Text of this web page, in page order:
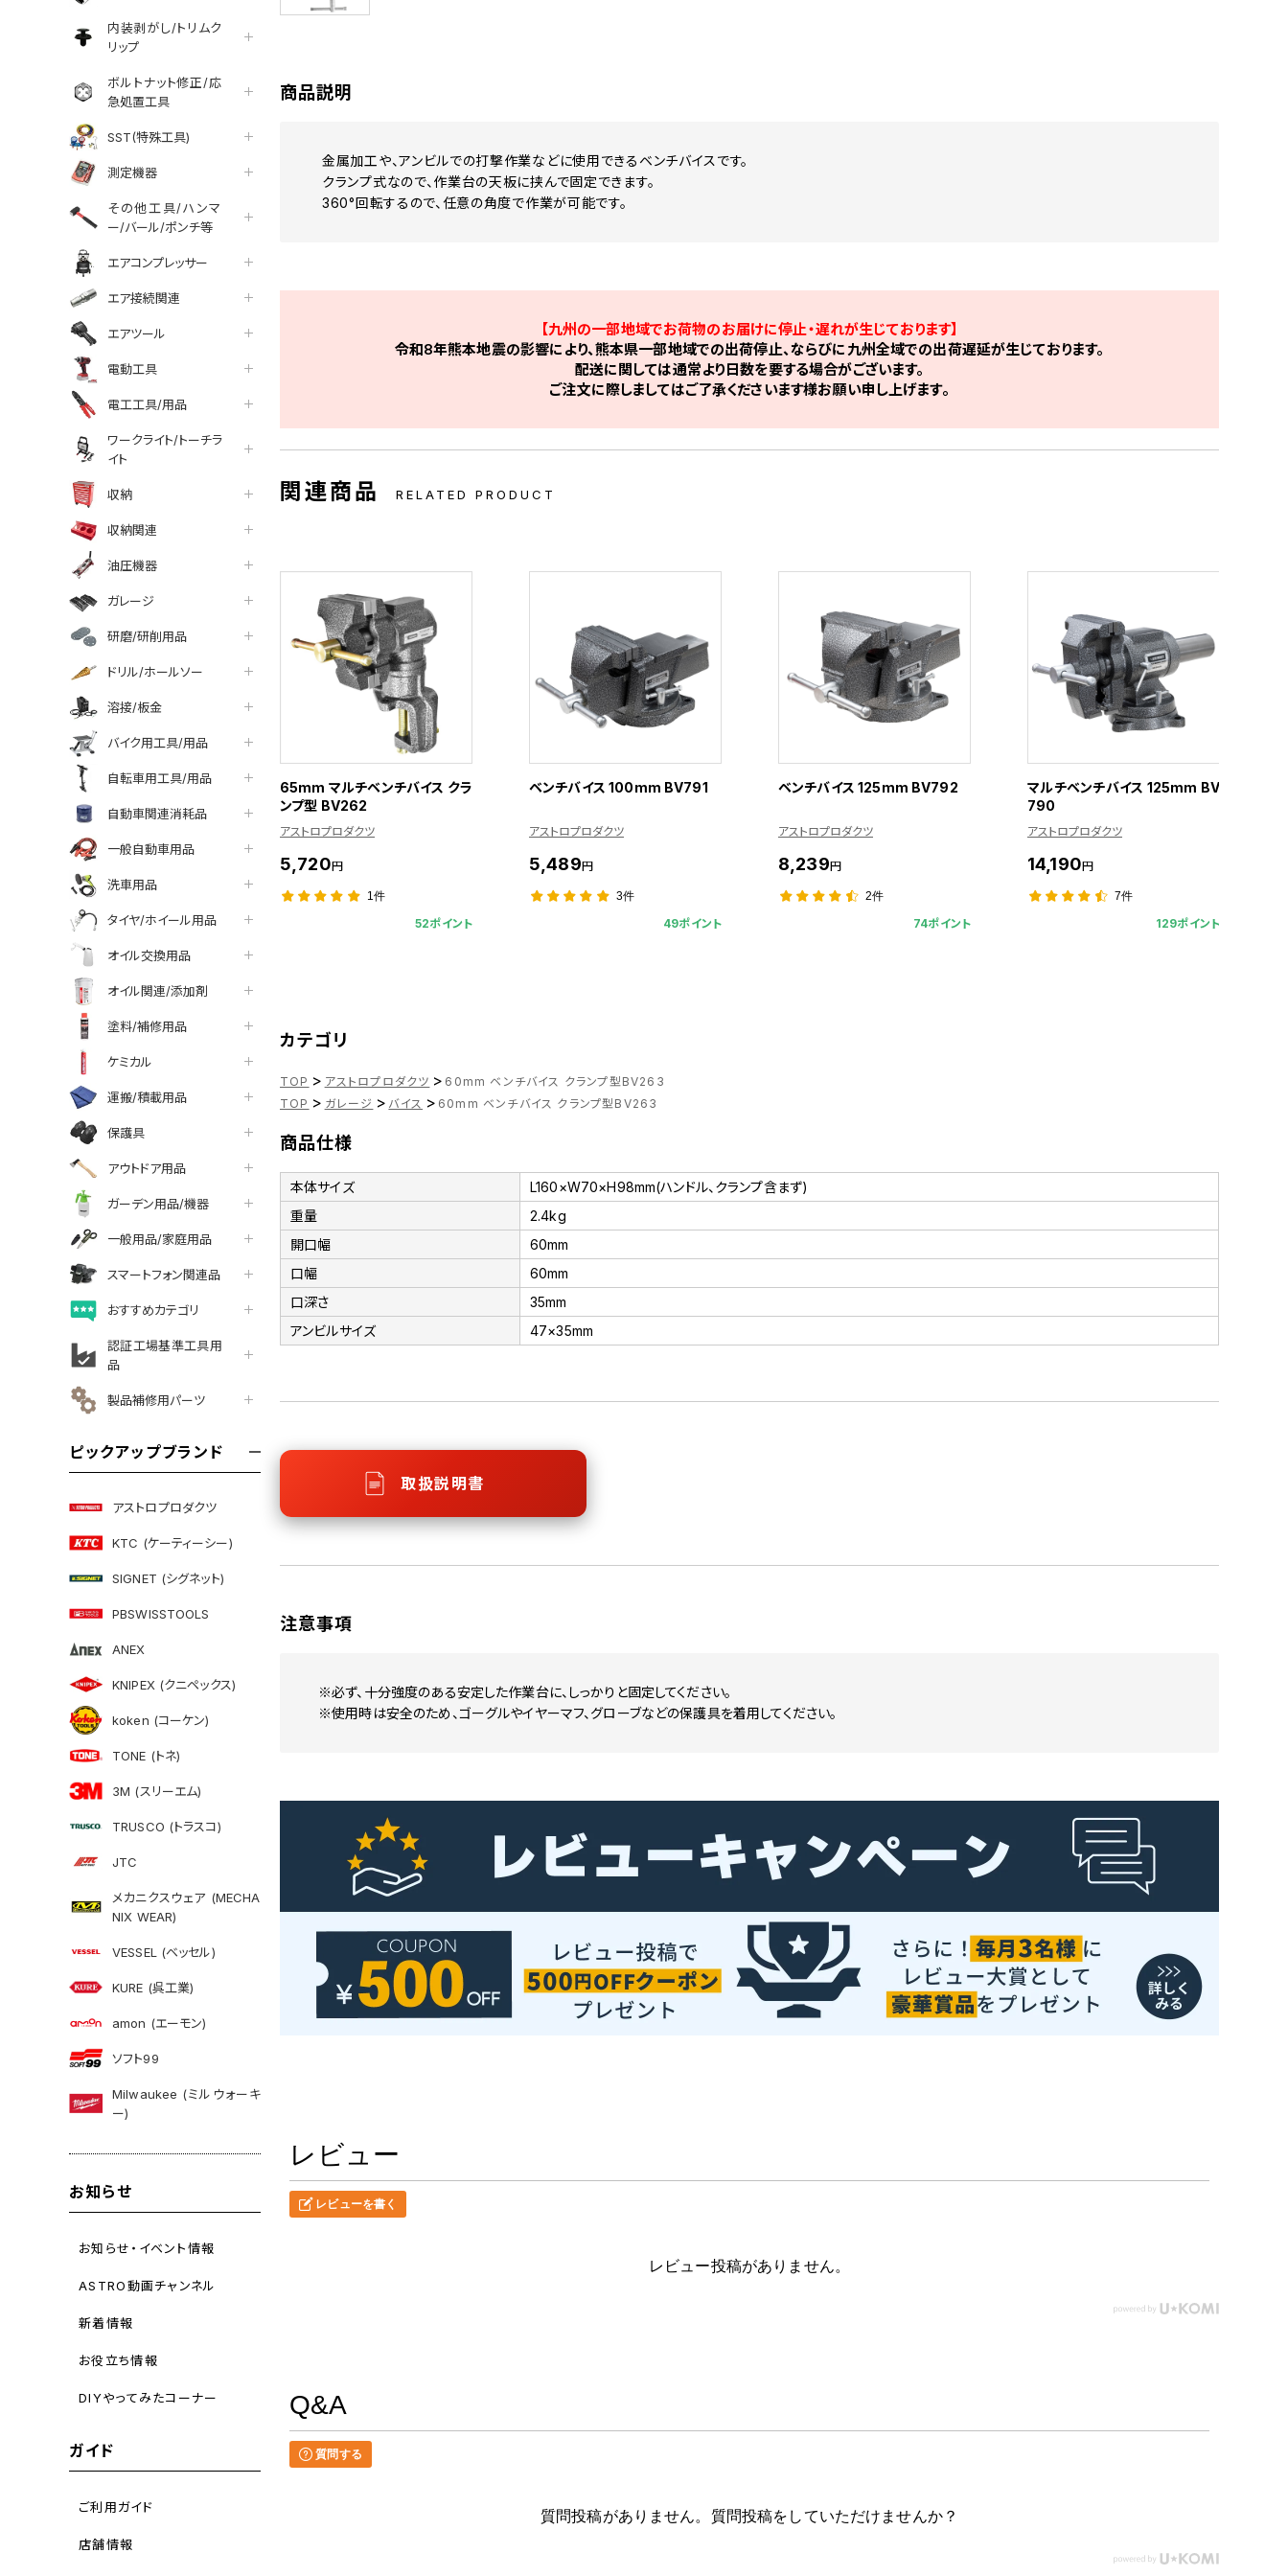
内装剥がし/トリムク
リップ
ボルトナット修正/応
急処置工具
SST(特殊工具)
測定機器
その他工具/ハンマ
ー/バール/ポンチ等
エアコンプレッサー
エア接続関連
エアツール
電動工具
電工工具/用品
ワークライト/トーチラ
イト
収納
収納関連
油圧機器
ガレージ
研磨/研削用品
ドリル/ホールソー
溶接/板金
バイク用工具/用品
自転車用工具/用品
自動車関連消耗品
一般自動車用品
洗車用品
タイヤ/ホイール用品
オイル交換用品
オイル関連/添加剤
塗料/補修用品
ケミカル
運搬/積載用品
保護具
アウトドア用品
ガーデン用品/機器
一般用品/家庭用品
スマートフォン関連品
おすすめカテゴリ
認証工場基準工具用
品
製品補修用パーツ
ピックアップブランド
アストロプロダクツ
KTC (ケーティーシー)
SIGNET (シグネット)
PBSWISSTOOLS
ANEX
KNIPEX (クニペックス)
koken (コーケン)
TONE (トネ)
3M (スリーエム)
TRUSCO (トラスコ)
JTC
メカニクスウェア (MECHA
NIX WEAR)
VESSEL (ベッセル)
KURE (呉工業)
amon (エーモン)
ソフト99
Milwaukee (ミルウォーキ
ー)
お知らせ
お知らせ・イベント情報
ASTRO動画チャンネル
新着情報
お役立ち情報
DIYやってみたコーナー
ガイド
ご利用ガイド
店舗情報
商品説明
金属加工や、アンビルでの打撃作業などに使用できるベンチバイスです。
クランプ式なので、作業台の天板に挟んで固定できます。
360°回転するので、任意の角度で作業が可能です。
【九州の一部地域でお荷物のお届けに停止・遅れが生じております】
令和8年熊本地震の影響により、熊本県一部地域での出荷停止、ならびに九州全域での出荷遅延が生じております。
配送に関しては通常より日数を要する場合がございます。
ご注文に際しましてはご了承くださいます様お願い申し上げます。
関連商品 RELATED PRODUCT
65mm マルチベンチバイス クラ
ンプ型 BV262
アストロプロダクツ
5,720円
1件
52ポイント
ベンチバイス 100mm BV791
アストロプロダクツ
5,489円
3件
49ポイント
ベンチバイス 125mm BV792
アストロプロダクツ
8,239円
2件
74ポイント
マルチベンチバイス 125mm BV
790
アストロプロダクツ
14,190円
7件
129ポイント
カテゴリ
TOP > アストロプロダクツ > 60mm ベンチバイス クランプ型BV263
TOP > ガレージ > バイス > 60mm ベンチバイス クランプ型BV263
商品仕様
本体サイズ
L160×W70×H98mm(ハンドル、クランプ含まず)
重量
2.4kg
開口幅
60mm
口幅
60mm
口深さ
35mm
アンビルサイズ
47×35mm
取扱説明書
注意事項
※必ず、十分強度のある安定した作業台に、しっかりと固定してください。
※使用時は安全のため、ゴーグルやイヤーマフ、グローブなどの保護具を着用してください。
レビュー
レビューを書く
レビュー投稿がありません。
Q&A
質問する
質問投稿がありません。質問投稿をしていただけませんか？